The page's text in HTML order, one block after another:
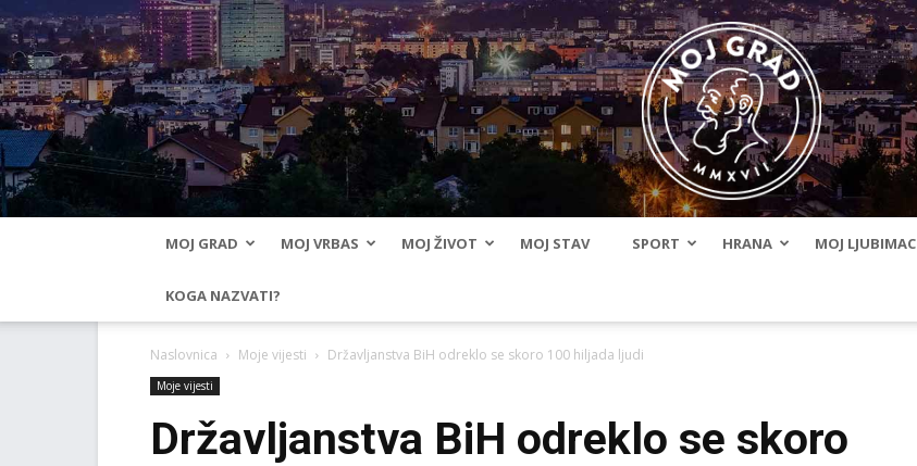
MOJ GRAD MOJ VRBAS MOJ ŽIVOT MOJ STAV SPORT HRANA MOJ LJUBIMAC
KOGA NAZVATI?
Naslovnica Moje vijesti Državljanstva BiH odreklo se skoro 100 hiljada ljudi
Moje vijesti
Državljanstva BiH odreklo se skoro